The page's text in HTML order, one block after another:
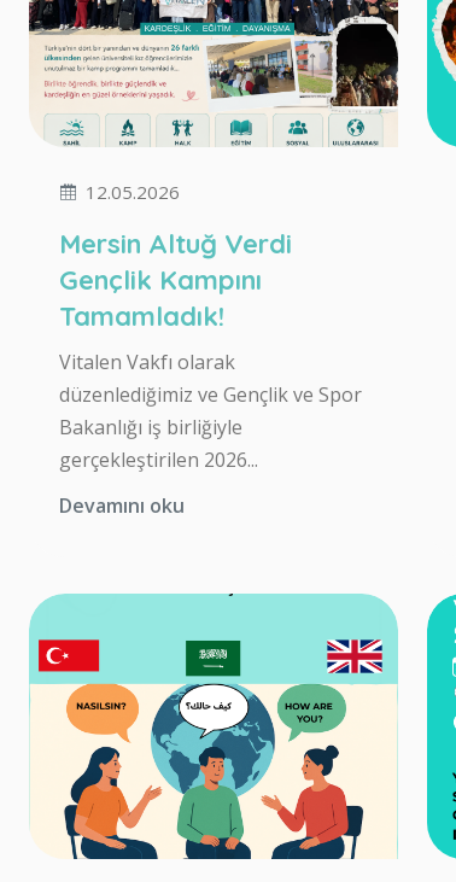
12.05.2026
Mersin Altuğ Verdi
Gençlik Kampını
Tamamladık!
Vitalen Vakfı olarak
düzenlediğimiz ve Gençlik ve Spor
Bakanlığı iş birliğiyle
gerçekleştirilen 2026...
Devamını oku